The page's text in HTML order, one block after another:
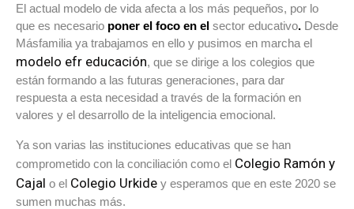
El actual modelo de vida afecta a los más pequeños, por lo
que es necesario poner el foco en el sector educativo. Desde
Másfamilia ya trabajamos en ello y pusimos en marcha el
modelo efr educación, que se dirige a los colegios que
están formando a las futuras generaciones, para dar
respuesta a esta necesidad a través de la formación en
valores y el desarrollo de la inteligencia emocional.
Ya son varias las instituciones educativas que se han
comprometido con la conciliación como el Colegio Ramón y
Cajal o el Colegio Urkide y esperamos que en este 2020 se
sumen muchas más.